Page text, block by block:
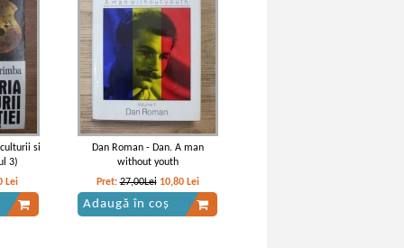
si
3)
Lei
Dan Roman - Dan. A man
without youth
Pret:27,00Lei 10,80 Lei
Adaugă în coș